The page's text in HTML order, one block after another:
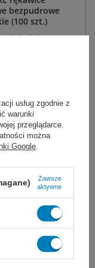
bezpudrowe
(100 szt.)
do badań
DO KOSZYKA
do
usług zgodnie z
warunki
przeglądarce.
można
Google.
Zawsze
aktywne